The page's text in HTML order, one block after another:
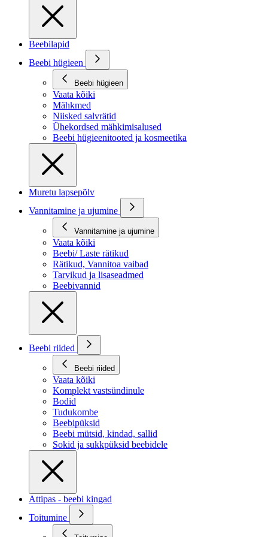
Beebilapid
Beebi hügieen
Beebi hügieen
Vaata kõiki
Mähkmed
Niisked salvrätid
Ühekordsed mähkimisalused
Beebi hügieenitooted ja kosmeetika
Muretu lapsepõlv
Vannitamine ja ujumine
Vannitamine ja ujumine
Vaata kõiki
Beebi/ Laste rätikud
Rätikud, Vannitoa vaibad
Tarvikud ja lisaseadmed
Beebivannid
Beebi riided
Beebi riided
Vaata kõiki
Komplekt vastsündinule
Bodid
Tudukombe
Beebipüksid
Beebi mütsid, kindad, sallid
Sokid ja sukkpüksid beebidele
Attipas - beebi kingad
Toitumine